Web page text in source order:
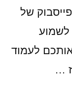
של
לשמוע
לעמוד
…